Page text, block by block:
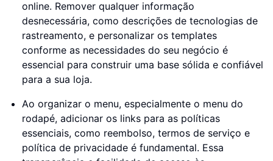
online. Remover qualquer informação
desnecessária, como descrições de tecnologias de
rastreamento, e personalizar os templates
conforme as necessidades do seu negócio é
essencial para construir uma base sólida e confiável
para a sua loja.
Ao organizar o menu, especialmente o menu do
rodapé, adicionar os links para as políticas
essenciais, como reembolso, termos de serviço e
política de privacidade é fundamental. Essa